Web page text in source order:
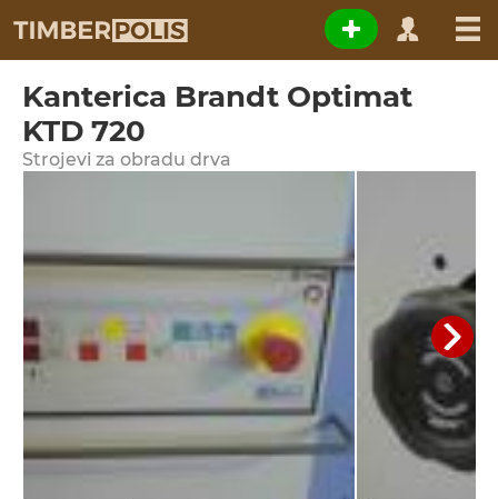
Kanterica Brandt Optimat
KTD 720
Strojevi za obradu drva